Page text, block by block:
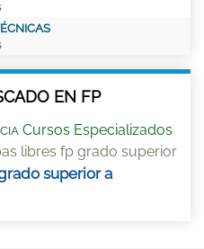
EN FP
Cursos Especializados
libres fp grado superior
superior a